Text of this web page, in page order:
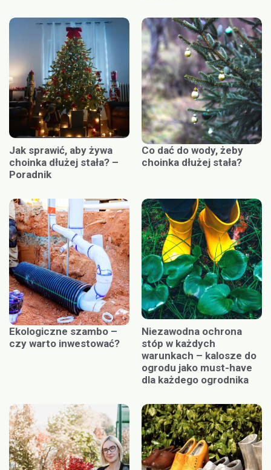
Jak sprawić, aby żywa
choinka dłużej stała? –
Poradnik
Co dać do wody, żeby
choinka dłużej stała?
Ekologiczne szambo –
czy warto inwestować?
Niezawodna ochrona
stóp w każdych
warunkach – kalosze do
ogrodu jako must-have
dla każdego ogrodnika